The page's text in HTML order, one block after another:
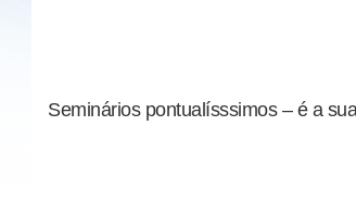
Seminários pontualísssimos – é a